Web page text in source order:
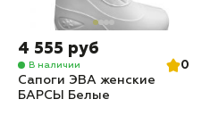
4 555 руб
В наличии
0
Сапоги ЭВА женские
БАРСЫ Белые